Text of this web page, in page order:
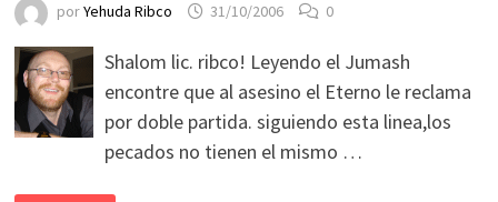
porYehuda Ribco 31/10/2006 0
Shalom lic. ribco! Leyendo el Jumash
encontre que al asesino el Eterno le reclama
por doble partida. siguiendo esta linea,los
pecados no tienen el mismo …